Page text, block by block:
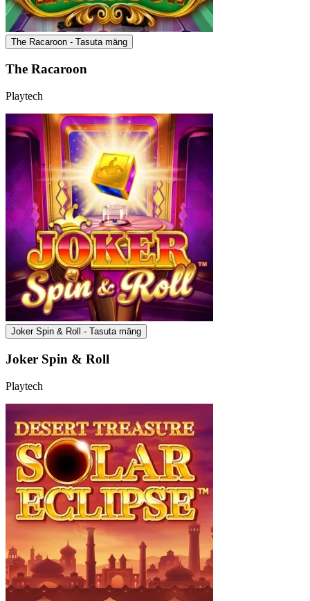
The Racaroon - Tasuta mäng
The Racaroon
Playtech
Joker Spin & Roll - Tasuta mäng
Joker Spin & Roll
Playtech